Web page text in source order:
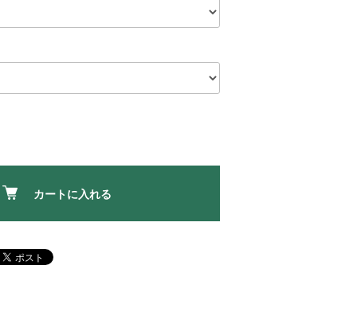
カートに入れる